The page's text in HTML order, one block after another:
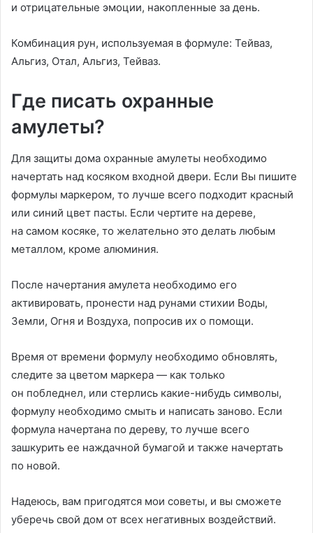
и отрицательные эмоции, накопленные за день.
Комбинация рун, используемая в формуле: Тейваз,
Альгиз, Отал, Альгиз, Тейваз.
Где писать охранные
амулеты?
Для защиты дома охранные амулеты необходимо
начертать над косяком входной двери. Если Вы пишите
формулы маркером, то лучше всего подходит красный
или синий цвет пасты. Если чертите на дереве,
на самом косяке, то желательно это делать любым
металлом, кроме алюминия.
После начертания амулета необходимо его
активировать, пронести над рунами стихии Воды,
Земли, Огня и Воздуха, попросив их о помощи.
Время от времени формулу необходимо обновлять,
следите за цветом маркера — как только
он побледнел, или стерлись какие-нибудь символы,
формулу необходимо смыть и написать заново. Если
формула начертана по дереву, то лучше всего
зашкурить ее наждачной бумагой и также начертать
по новой.
Надеюсь, вам пригодятся мои советы, и вы сможете
уберечь свой дом от всех негативных воздействий.